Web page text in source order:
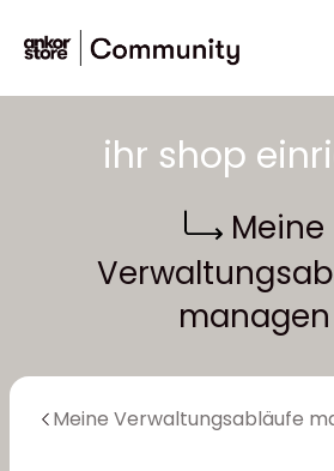
ihr shop
Meine
managen
Meine Verwaltungsabläufe